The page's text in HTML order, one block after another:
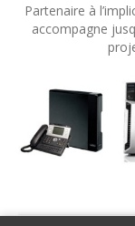
Partenaire à
accompagne